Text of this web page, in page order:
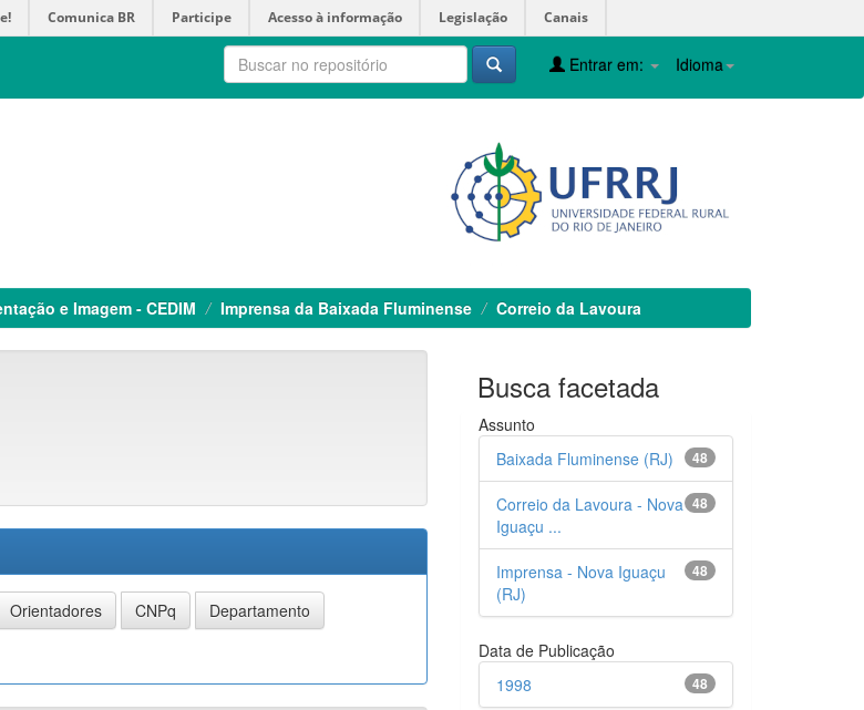
Comunica BR Participe Acesso à informação Legislação Canais
Idioma
Entrar em:
e Imagem - CEDIM Imprensa da Baixada Fluminense Correio da Lavoura
Busca facetada
Assunto
48
Baixada Fluminense (RJ)
48
Correio da Lavoura - Nova
Iguaçu ...
48
Imprensa - Nova Iguaçu
(RJ)
Data de Publicação
48
1998